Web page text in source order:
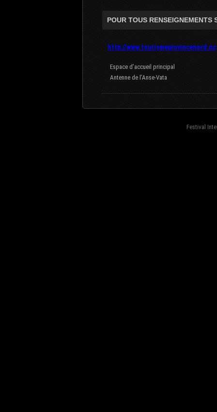
POUR TOUS RENSEIGNEMENTS
http://www.tourismeprovincenord.nc
Espace d’accueil principal
Antenne de l’Anse-Vata
Festival